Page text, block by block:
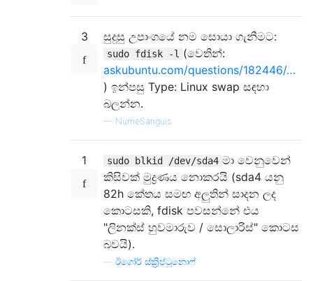
3 සුදුසු උපාංගයේ නම සොයා ගැනීමට:
sudo fdisk -l (වෙතින්:
askubuntu.com/questions/182446/…
) ඉන්පසු Type: Linux swap සඳහා
බලන්න.
— NumeSanguis
1 sudo blkid /dev/sda4 මා වෙනුවෙන්
කිසිවක් මුද්‍රණය නොකරයි (sda4 යනු
82h කේතය සමඟ අලුතින් සාදන ලද
කොටසකි, fdisk පවසන්නේ එය
"ලිනක්ස් හුවමාරුව / සොලාරිස්" කොටස
බවයි).
ඊගෝර් ස්ක්‍රිප්ටූනොෆ්